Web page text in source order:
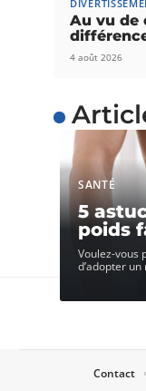
Au vu de
4 août 2026
SANTÉ
5
poids
Voulez-vous
d’adopter
Contact